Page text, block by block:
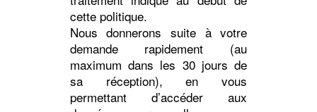
cette politique.
Nous donnerons suite à votre
demande rapidement (au
maximum dans les 30 jours de
sa réception), en vous
permettant d’accéder aux